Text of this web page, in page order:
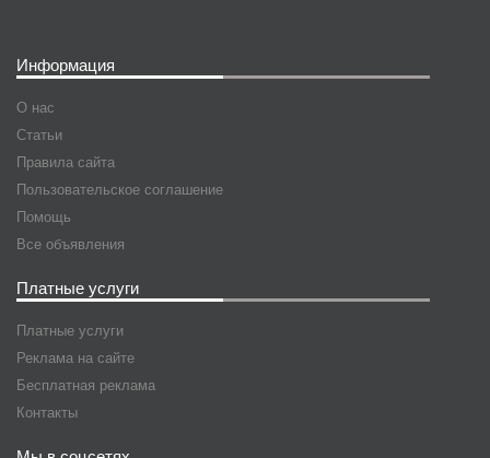
Информация
О нас
Статьи
Правила сайта
Пользовательское соглашение
Помощь
Все объявления
Платные услуги
Платные услуги
Реклама на сайте
Бесплатная реклама
Контакты